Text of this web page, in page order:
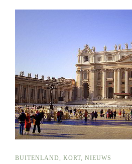
BUITENLAND, KORT, NIEUWS